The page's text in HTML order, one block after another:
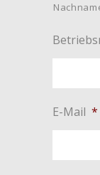
E-Mail *